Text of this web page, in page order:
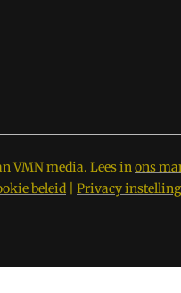
VMN media. Lees inons
beleid Privacy